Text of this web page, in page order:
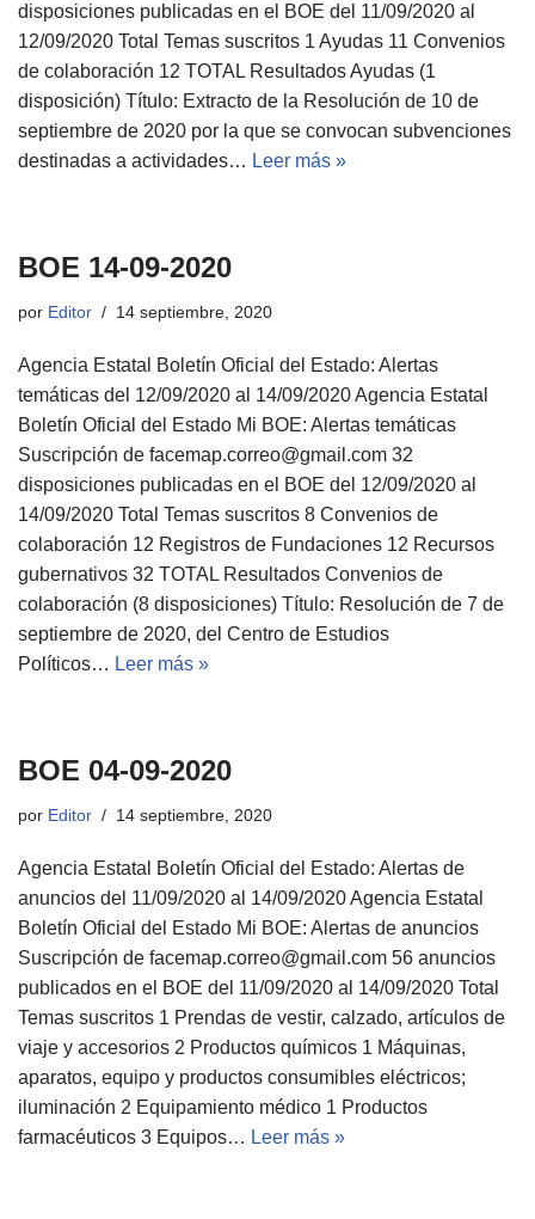
disposiciones publicadas en el BOE del 11/09/2020 al
12/09/2020 Total Temas suscritos 1 Ayudas 11 Convenios
de colaboración 12 TOTAL Resultados Ayudas (1
disposición) Título: Extracto de la Resolución de 10 de
septiembre de 2020 por la que se convocan subvenciones
destinadas a actividades… Leer más »
BOE 14-09-2020
por Editor 14 septiembre, 2020
Agencia Estatal Boletín Oficial del Estado: Alertas
temáticas del 12/09/2020 al 14/09/2020 Agencia Estatal
Boletín Oficial del Estado Mi BOE: Alertas temáticas
Suscripción de facemap.correo@gmail.com 32
disposiciones publicadas en el BOE del 12/09/2020 al
14/09/2020 Total Temas suscritos 8 Convenios de
colaboración 12 Registros de Fundaciones 12 Recursos
gubernativos 32 TOTAL Resultados Convenios de
colaboración (8 disposiciones) Título: Resolución de 7 de
septiembre de 2020, del Centro de Estudios
Políticos… Leer más »
BOE 04-09-2020
por Editor 14 septiembre, 2020
Agencia Estatal Boletín Oficial del Estado: Alertas de
anuncios del 11/09/2020 al 14/09/2020 Agencia Estatal
Boletín Oficial del Estado Mi BOE: Alertas de anuncios
Suscripción de facemap.correo@gmail.com 56 anuncios
publicados en el BOE del 11/09/2020 al 14/09/2020 Total
Temas suscritos 1 Prendas de vestir, calzado, artículos de
viaje y accesorios 2 Productos químicos 1 Máquinas,
aparatos, equipo y productos consumibles eléctricos;
iluminación 2 Equipamiento médico 1 Productos
farmacéuticos 3 Equipos… Leer más »